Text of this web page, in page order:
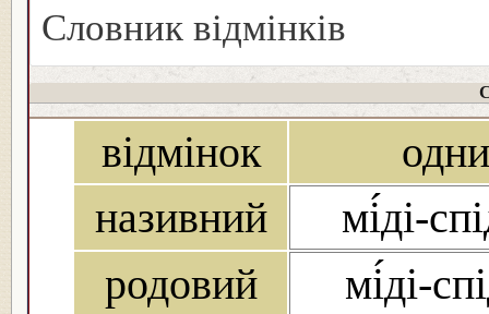
Словник відмінків
відмінок
називний
мі́ді-
родовий
мі́ді-